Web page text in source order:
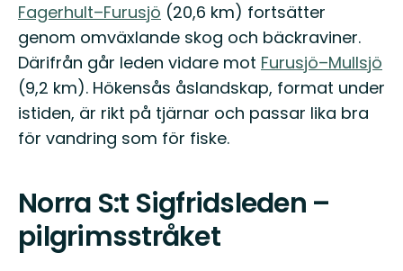
Fagerhult–Furusjö (20,6 km) fortsätter
genom omväxlande skog och bäckraviner.
Därifrån går leden vidare mot Furusjö–Mullsjö
(9,2 km). Hökensås åslandskap, format under
istiden, är rikt på tjärnar och passar lika bra
för vandring som för fiske.
Norra S:t Sigfridsleden –
pilgrimsstråket